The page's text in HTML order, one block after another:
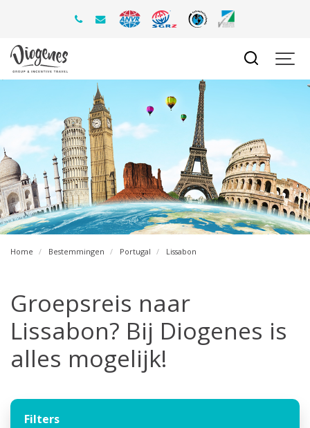
Home Bestemmingen Portugal Lissabon
Groepsreis naar
Lissabon? Bij Diogenes is
alles mogelijk!
Filters